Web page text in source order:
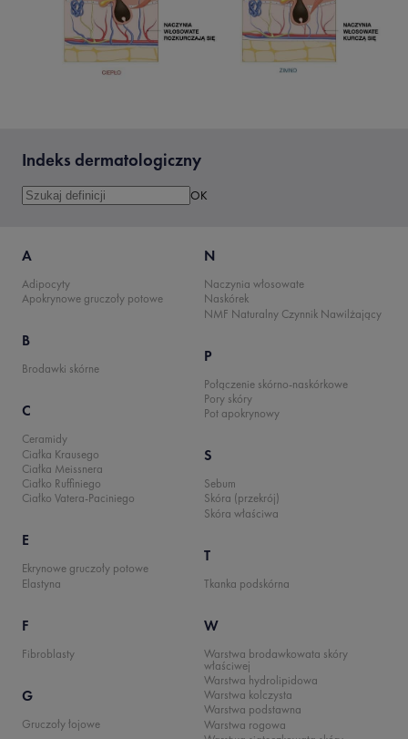
Indeks dermatologiczny
A
Adipocyty
Apokrynowe gruczoły potowe
B
Brodawki skórne
C
Ceramidy
Ciałka Krausego
Ciałka Meissnera
Ciałko Ruffiniego
Ciałko Vatera-Paciniego
E
Ekrynowe gruczoły potowe
Elastyna
F
Fibroblasty
G
Gruczoły łojowe
N
Naczynia włosowate
Naskórek
NMF Naturalny Czynnik Nawilżający
P
Połączenie skórno-naskórkowe
Pory skóry
Pot apokrynowy
S
Sebum
Skóra (przekrój)
Skóra właściwa
T
Tkanka podskórna
W
Warstwa brodawkowata skóry
właściwej
Warstwa hydrolipidowa
Warstwa kolczysta
Warstwa podstawna
Warstwa rogowa